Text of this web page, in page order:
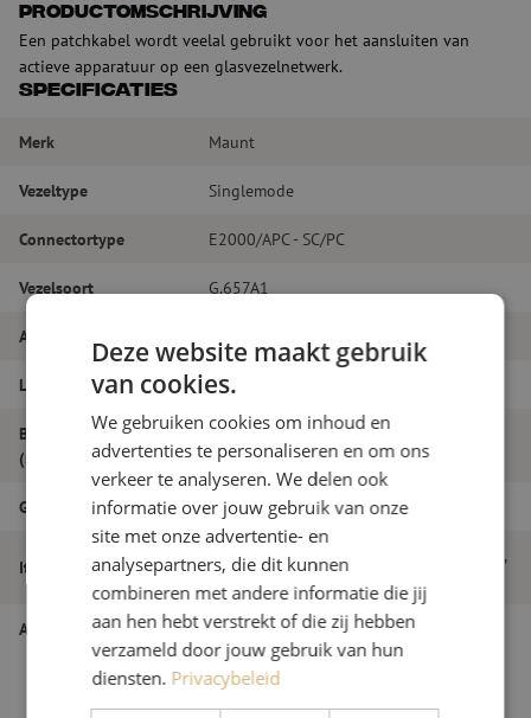
Productomschrijving
Een patchkabel wordt veelal gebruikt voor het aansluiten van
actieve apparatuur op een glasvezelnetwerk.
Specificaties
Merk Maunt
Vezeltype Singlemode
Connectortype E2000/APC - SC/PC
Vezelsoort G.657A1
Aantal vezels
Lengte 20m
Buitendiameter
(mm)
2.0
Grade B
Itemnaam
Patchkabel duplex SM, E2000/APC-SC/PC,
2.0mm, 20m
Artikelnummer M20000241
Deze website maakt gebruik
van cookies.
We gebruiken cookies om inhoud en
advertenties te personaliseren en om ons
verkeer te analyseren. We delen ook
informatie over jouw gebruik van onze
site met onze advertentie- en
analysepartners, die dit kunnen
combineren met andere informatie die jij
aan hen hebt verstrekt of die zij hebben
verzameld door jouw gebruik van hun
diensten. Privacybeleid